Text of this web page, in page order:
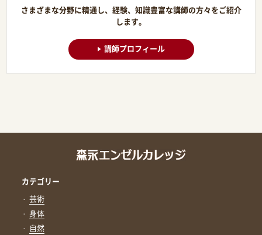
さまざまな分野に精通し、経験、知識豊富な講師の方々をご紹介
します。
講師プロフィール
カテゴリー
芸術
身体
自然